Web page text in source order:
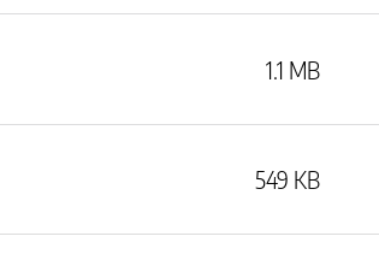
1.1 MB
549 KB